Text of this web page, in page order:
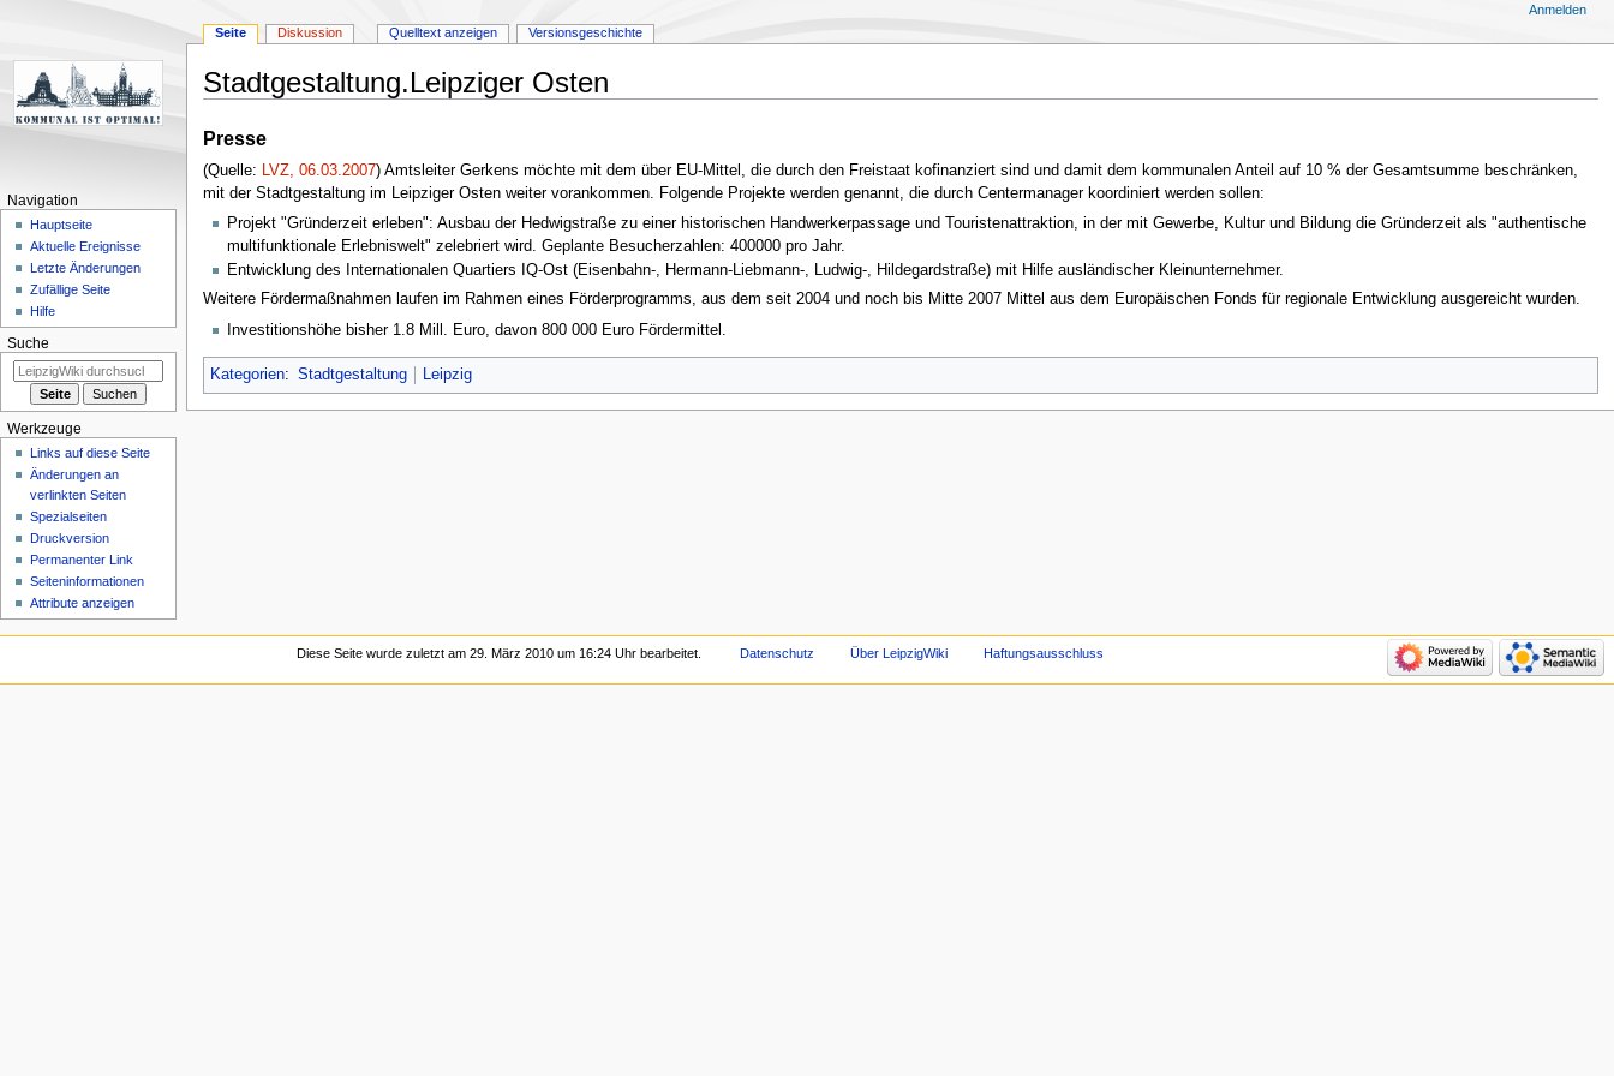
Stadtgestaltung.Leipziger Osten
Navigation
springen
Suche
springen
Presse
(Quelle: LVZ, 06.03.2007) Amtsleiter Gerkens möchte mit dem über EU-Mittel, die durch den Freistaat kofinanziert sind und damit dem kommunalen Anteil auf 10 % der Gesamtsumme beschränken,
mit der Stadtgestaltung im Leipziger Osten weiter vorankommen. Folgende Projekte werden genannt, die durch Centermanager koordiniert werden sollen:
Projekt "Gründerzeit erleben": Ausbau der Hedwigstraße zu einer historischen Handwerkerpassage und Touristenattraktion, in der mit Gewerbe, Kultur und Bildung die Gründerzeit als "authentische
multifunktionale Erlebniswelt" zelebriert wird. Geplante Besucherzahlen: 400000 pro Jahr.
Entwicklung des Internationalen Quartiers IQ-Ost (Eisenbahn-, Hermann-Liebmann-, Ludwig-, Hildegardstraße) mit Hilfe ausländischer Kleinunternehmer.
Weitere Fördermaßnahmen laufen im Rahmen eines Förderprogramms, aus dem seit 2004 und noch bis Mitte 2007 Mittel aus dem Europäischen Fonds für regionale Entwicklung ausgereicht wurden.
Investitionshöhe bisher 1.8 Mill. Euro, davon 800 000 Euro Fördermittel.
Kategorien: Stadtgestaltung Leipzig
Seite Diskussion Quelltext anzeigen Versionsgeschichte
Anmelden
Navigation
Hauptseite
Aktuelle Ereignisse
Letzte Änderungen
Zufällige Seite
Hilfe
Suche
Werkzeuge
Links auf diese Seite
Änderungen an
verlinkten Seiten
Spezialseiten
Druckversion
Permanenter Link
Seiten­informationen
Attribute anzeigen
Diese Seite wurde zuletzt am 29. März 2010 um 16:24 Uhr bearbeitet. Datenschutz Über LeipzigWiki Haftungsausschluss